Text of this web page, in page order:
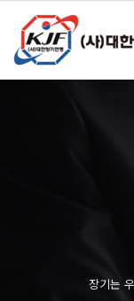
장기는